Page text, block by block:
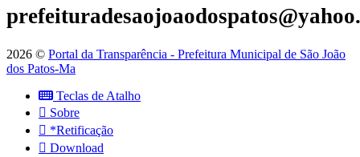
2026 © Portal da Transparência - Prefeitura Municipal de São João
dos Patos-Ma
Teclas de Atalho
Sobre
*Retificação
Download